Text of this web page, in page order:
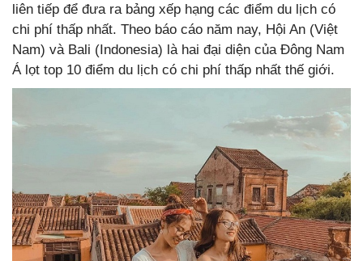
liên tiếp để đưa ra bảng xếp hạng các điểm du lịch có
chi phí thấp nhất. Theo báo cáo năm nay, Hội An (Việt
Nam) và Bali (Indonesia) là hai đại diện của Đông Nam
Á lọt top 10 điểm du lịch có chi phí thấp nhất thế giới.